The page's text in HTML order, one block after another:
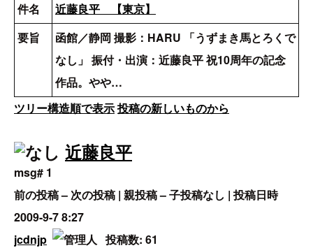
件名
近藤良平 【東京】
要旨
函館／静岡 撮影：HARU 「うずまき馬とろくで
なし」 振付・出演：近藤良平 祝10周年の記念
作品。やや…
ツリー構造順で表示投稿の新しいものから
近藤良平
msg# 1
前の投稿 – 次の投稿 | 親投稿 – 子投稿なし | 投稿日時
2009-9-7 8:27
jcdnjp
投稿数: 61